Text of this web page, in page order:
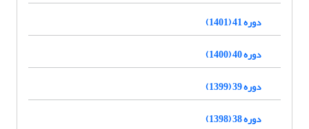
دوره 41 (1401)
دوره 40 (1400)
دوره 39 (1399)
دوره 38 (1398)